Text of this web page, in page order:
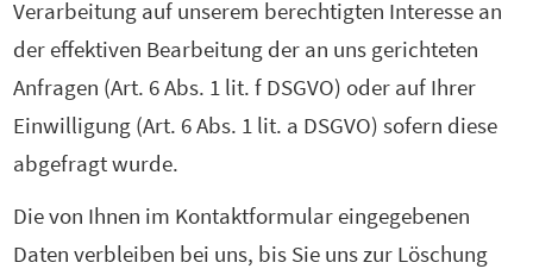
Verarbeitung auf unserem berechtigten Interesse an
der effektiven Bearbeitung der an uns gerichteten
Anfragen (Art. 6 Abs. 1 lit. f DSGVO) oder auf Ihrer
Einwilligung (Art. 6 Abs. 1 lit. a DSGVO) sofern diese
abgefragt wurde.
Die von Ihnen im Kontaktformular eingegebenen
Daten verbleiben bei uns, bis Sie uns zur Löschung